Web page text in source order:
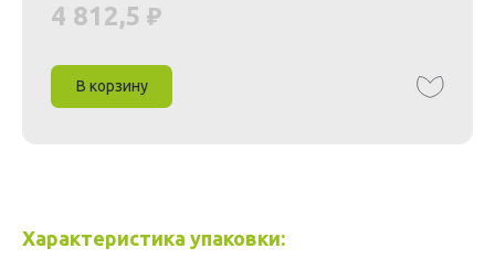
4 812,5
В корзину
Характеристика упаковки: